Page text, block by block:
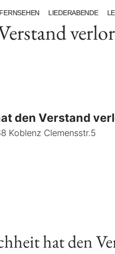
FERNSEHEN LIEDERABENDE
den Verstand
Koblenz Clemensstr.5
hat den